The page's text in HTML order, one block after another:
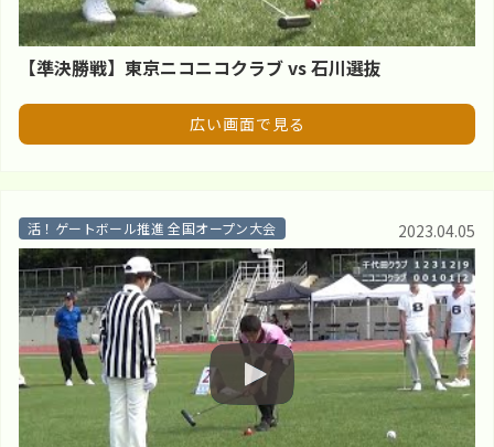
【準決勝戦】東京ニコニコクラブ vs 石川選抜
広い画面で見る
活！ゲートボール推進 全国オープン大会 2023.04.05